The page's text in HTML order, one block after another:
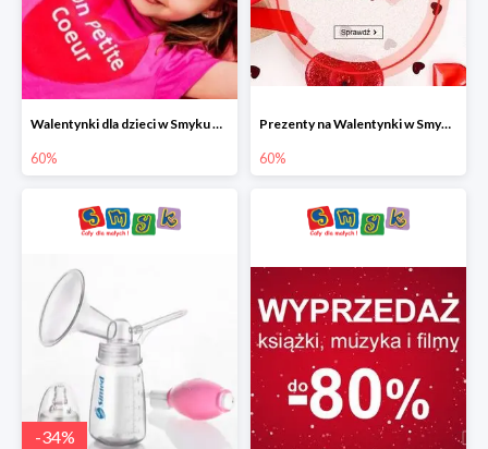
Walentynki dla dzieci w Smyku do -60%
60%
Prezenty na Walentynki w Smyku do -60%
60%
-34%